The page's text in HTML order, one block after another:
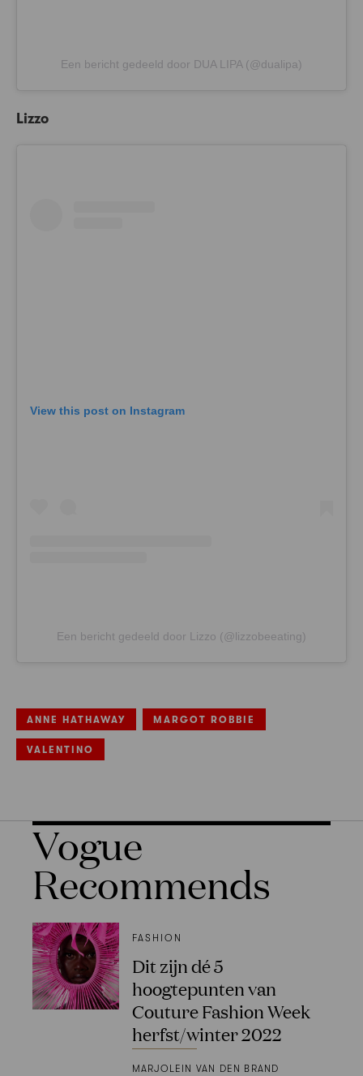
Een bericht gedeeld door DUA LIPA (@dualipa)
Lizzo
View this post on Instagram
Een bericht gedeeld door Lizzo (@lizzobeeating)
ANNE HATHAWAY MARGOT ROBBIE
VALENTINO
Vogue
Recommends
FASHION
Dit zijn dé 5
hoogtepunten van
Couture Fashion Week
herfst/winter 2022
MARJOLEIN VAN DEN BRAND